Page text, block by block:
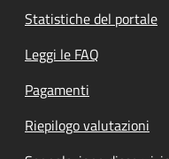
Statistiche del portale
Leggi le FAQ
Pagamenti
Riepilogo valutazioni